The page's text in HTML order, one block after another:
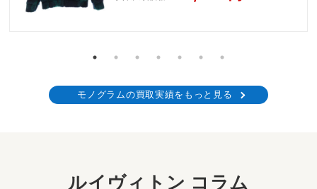
モノグラムの買取実績をもっと見る
ルイヴィトン コラム